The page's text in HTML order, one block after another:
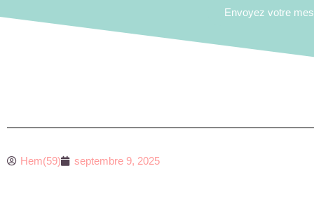
Envoyez votre
Hem(59) septembre 9, 2025